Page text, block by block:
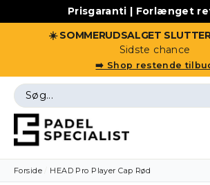
Prisgaranti | Forlænget
☀️ SOMMERUDSALGET
Sidste chance
➡️ Shop restende
Vis
indhold
Forside HEAD Pro Player Cap Rød